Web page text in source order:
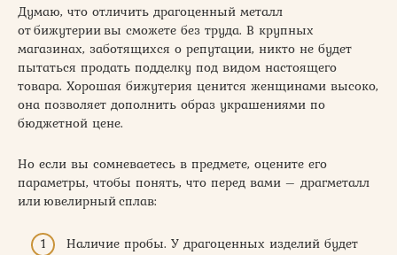
Думаю, что отличить драгоценный металл
от бижутерии вы сможете без труда. В крупных
магазинах, заботящихся о репутации, никто не будет
пытаться продать подделку под видом настоящего
товара. Хорошая бижутерия ценится женщинами высоко,
она позволяет дополнить образ украшениями по
бюджетной цене.
Но если вы сомневаетесь в предмете, оцените его
параметры, чтобы понять, что перед вами – драгметалл
или ювелирный сплав:
Наличие пробы. У драгоценных изделий будет